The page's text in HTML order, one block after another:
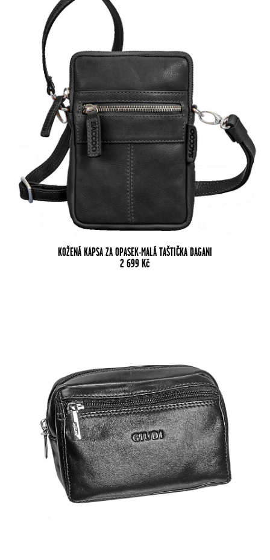
KOŽENÁ KAPSA ZA OPASEK-MALÁ TAŠTIČKA DAGANI
2 699Kč